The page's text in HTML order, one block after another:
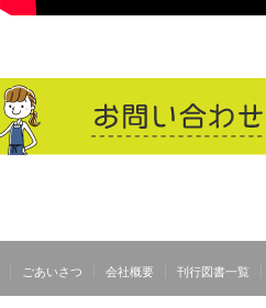
ごあいさつ 会社概要 刊行図書一覧